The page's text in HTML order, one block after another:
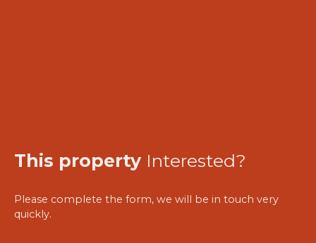
This property Interested?
Please complete the form, we will be in touch very
quickly.